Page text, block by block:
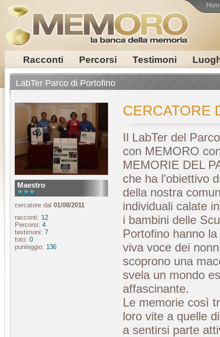
Racconti Percorsi Testimoni
LabTer Parco di Portofino
Maestro
cercatore dal 01/08/2011
racconti: 12
Percorsi: 4
testimoni: 7
foto: 0
punteggio: 136
CERCATORE
Il LabTer del
con MEMORO
MEMORIE DEL
che ha l’obiettivo
della nostra
individuali calate
i bambini delle
Portofino hanno
viva voce dei
scoprono una
svela un mondo
affascinante.
Le memorie così
loro vite a quelle
a sentirsi parte